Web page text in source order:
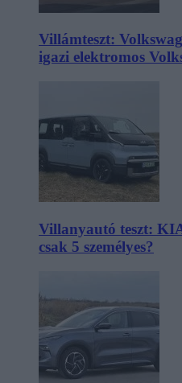
Villámteszt:
igazi elektromos
Villanyautó teszt:
csak 5 személyes?